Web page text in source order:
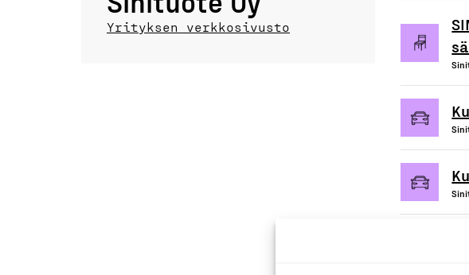
Yrityksen verkkosivusto